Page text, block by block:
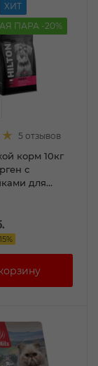
ХИТ
ПАРА -20%
5 отзывов
корм 10кг
с
для
и
15%